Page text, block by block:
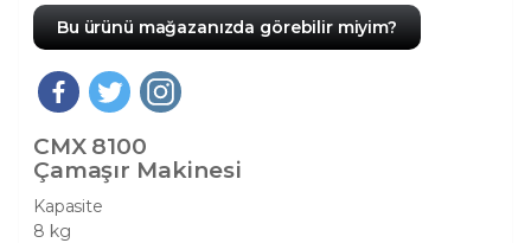
Bu ürünü mağazanızda görebilir miyim?
CMX 8100
Çamaşır Makinesi
Kapasite
8 kg